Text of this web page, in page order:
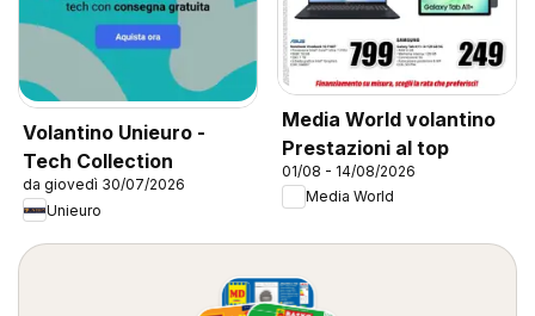
Volantino Unieuro -
Tech Collection
da giovedì 30/07/2026
Unieuro
Media World volantino
Prestazioni al top
01/08 - 14/08/2026
Media World